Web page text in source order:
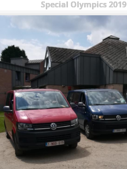
Special Olympics 2019